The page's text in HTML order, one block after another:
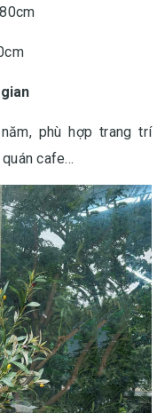
phù hợp trang trí
cafe...